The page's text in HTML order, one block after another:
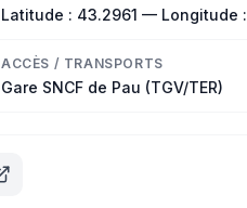
Latitude : 43.2961 — Longitude :
ACCÈS / TRANSPORTS
Gare SNCF de Pau (TGV/TER)